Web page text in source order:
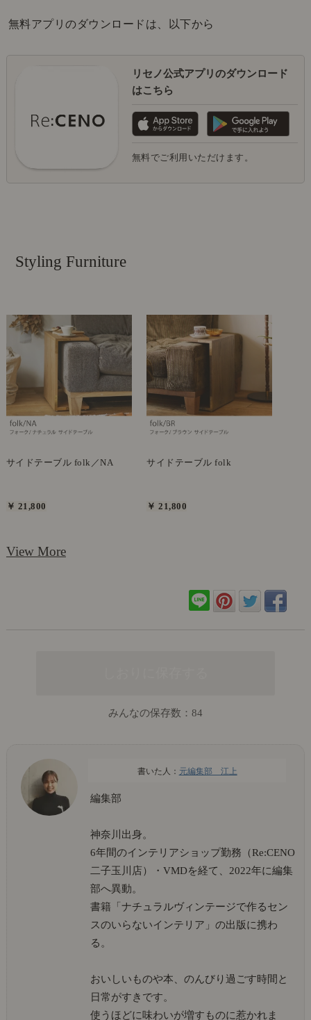
無料アプリのダウンロードは、以下から
リセノ公式アプリのダウンロード
はこちら
無料でご利用いただけます。
Styling Furniture
サイドテーブル folk／NA
￥ 21,800
サイドテーブル folk
￥ 21,800
View More
みんなの保存数： 84
元編集部 江上
編集部
神奈川出身。
6年間のインテリアショップ勤務（Re:CENO
二子玉川店）・VMDを経て、2022年に編集
部へ異動。
書籍「ナチュラルヴィンテージで作るセン
スのいらないインテリア」の出版に携わ
る。
おいしいものや本、のんびり過ごす時間と
日常がすきです。
使うほどに味わいが増すものに惹かれま